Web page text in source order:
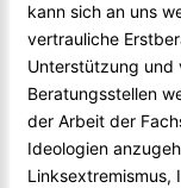
kann sich an uns
vertrauliche
Unterstützung und
Beratungsstellen
der Arbeit der
Ideologien
Linksextremismus,